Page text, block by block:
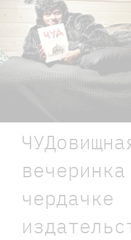
чердачке